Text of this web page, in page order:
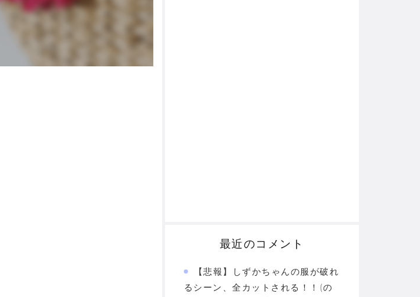
最近のコメント
【悲報】しずかちゃんの服が破れ
るシーン、全カットされる！！(の